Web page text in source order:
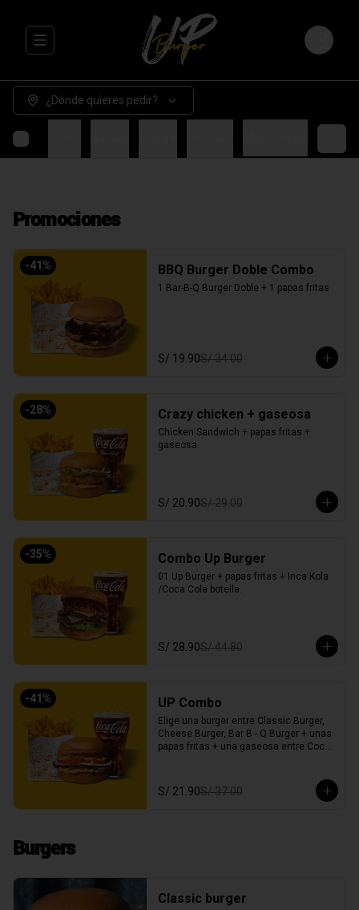
Abrir menu de navegación Login
¿Dónde quieres pedir?
Promociones
-41 % BBQ Burger Doble Combo
1 Bar-B-Q Burger Doble + 1 papas fritas
S/ 19.90S/ 34.00
-28% Crazy chicken + gaseosa
Chicken Sandwich + papas fritas +
gaseosa
S/ 20.90S/ 29.00
-35% Combo Up Burger
01 Up Burger + papas fritas + Inca Kola
/Coca Cola botella.
S/ 28.90S/ 44.80
-41 % UP Combo
Elige una burger entre Classic Burger,
Cheese Burger, Bar B - Q Burger + unas
papas fritas + una gaseosa entre Coca
S/ 21.90S/ 37.00
Burgers
Classic burger